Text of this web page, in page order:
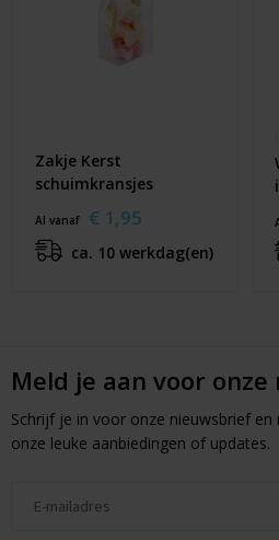
Zakje Kerst
schuimkransjes
Al vanaf € 1,95
ca. 10 werkdag(en)
Meld je aan voor
Schrijf je in voor onze nieuwsbrief
onze leuke aanbiedingen of updates.